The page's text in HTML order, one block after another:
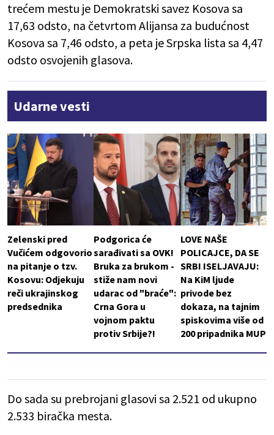
trećem mestu je Demokratski savez Kosova sa
17,63 odsto, na četvrtom Alijansa za budućnost
Kosova sa 7,46 odsto, a peta je Srpska lista sa 4,47
odsto osvojenih glasova.
Udarne vesti
Zelenski pred
Vučićem odgovorio
na pitanje o tzv.
Kosovu: Odjekuju
reči ukrajinskog
predsednika
Podgorica će
sarađivati sa OVK!
Bruka za brukom -
stiže nam novi
udarac od "braće":
Crna Gora u
vojnom paktu
protiv Srbije?!
LOVE NAŠE
POLICAJCE, DA SE
SRBI ISELJAVAJU:
Na KiM ljude
privode bez
dokaza, na tajnim
spiskovima više od
200 pripadnika MUP
Do sada su prebrojani glasovi sa 2.521 od ukupno
2.533 biračka mesta.